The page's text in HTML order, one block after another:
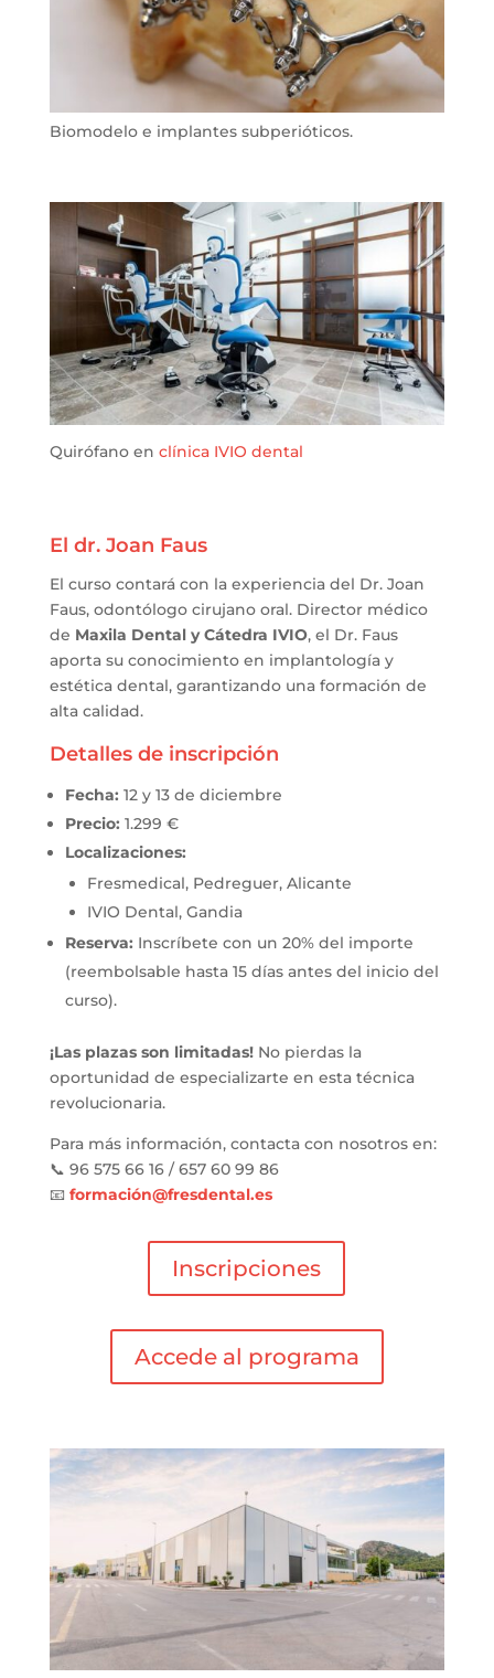
Biomodelo e implantes subperióticos.
Quirófano en clínica IVIO dental
El dr. Joan Faus
El curso contará con la experiencia del Dr. Joan
Faus, odontólogo cirujano oral. Director médico
de Maxila Dental y Cátedra IVIO, el Dr. Faus
aporta su conocimiento en implantología y
estética dental, garantizando una formación de
alta calidad.
Detalles de inscripción
Fecha: 12 y 13 de diciembre
Precio: 1.299 €
Localizaciones:
Fresmedical, Pedreguer, Alicante
IVIO Dental, Gandia
Reserva: Inscríbete con un 20% del importe
(reembolsable hasta 15 días antes del inicio del
curso).
¡Las plazas son limitadas!No pierdas la
oportunidad de especializarte en esta técnica
revolucionaria.
Para más información, contacta con nosotros en:
📞 96 575 66 16 / 657 60 99 86
📧 formación@fresdental.es
Inscripciones
Accede al programa